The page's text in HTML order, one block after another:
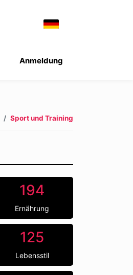
Anmeldung
Sport und Training
194
Ernährung
125
Lebensstil